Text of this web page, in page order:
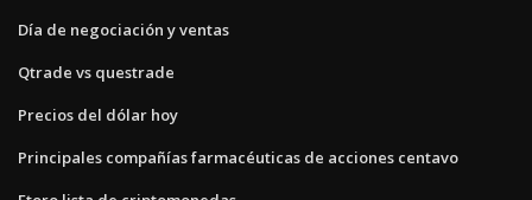
Día de negociación y ventas
Qtrade vs questrade
Precios del dólar hoy
Principales compañías farmacéuticas de acciones centavo